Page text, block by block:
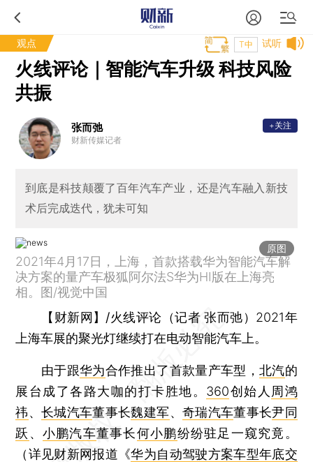
观点 试听
T中
火线评论｜智能汽车升级 科技风险
共振
张而弛
财新传媒记者
+关注
到底是科技颠覆了百年汽车产业，还是汽车融入新技
术后完成迭代，犹未可知
原图
2021年4月17日，上海，首款搭载华为智能汽车解
决方案的量产车极狐阿尔法S华为HI版在上海亮
相。图/视觉中国
【财新网】/火线评论（记者 张而弛） 2021年
上海车展的聚光灯继续打在电动智能汽车上。
由于跟华为合作推出了首款量产车型， 北汽的
展台成了各路大咖的打卡胜地。 360创始人 周鸿
祎、长城汽车董事长魏建军、 奇瑞汽车董事长尹同
跃 、 小鹏汽车董事长何小鹏纷纷驻足一窥究竟。
（详见财新网报道《华为自动驾驶方案车型年底交